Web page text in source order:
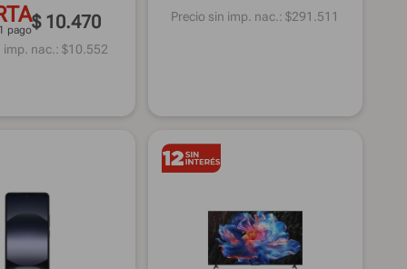
pago$ 10.470
imp. nac.: $10.552
Precio sin imp. nac.: $291.511